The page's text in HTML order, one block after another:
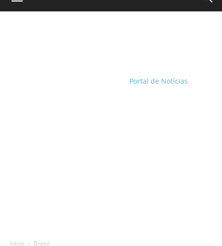
Portal de Notícias
Início Brasil